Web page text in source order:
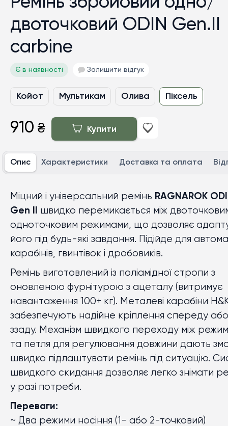
двоточковий ODIN Gen.II
carbine
Є в наявності Залишити відгук
Койот Мультикам Олива Піксель
910 ₴ Купити
Опис Характеристики Доставка та оплата
Міцний і універсальний ремінь RAGNAROK
Gen II
швидко перемикається між
одноточковим режимами, що дозволяє
його під будь-які завдання. Підійде для
карабінів, гвинтівок і дробовиків.
Ремінь виготовлений із поліамідної стропи з
оновленою фурнітурою з ацеталу (витримує
навантаження 100+ кг). Металеві карабіни
забезпечують надійне кріплення спереду або
ззаду. Механізм швидкого переходу між
та петля для регулювання довжини дають
швидко підлаштувати ремінь під ситуацію.
швидкого скидання дозволяє легко знімати
у разі потреби.
Переваги:
~ Два режими носіння (1- або 2-точковий)